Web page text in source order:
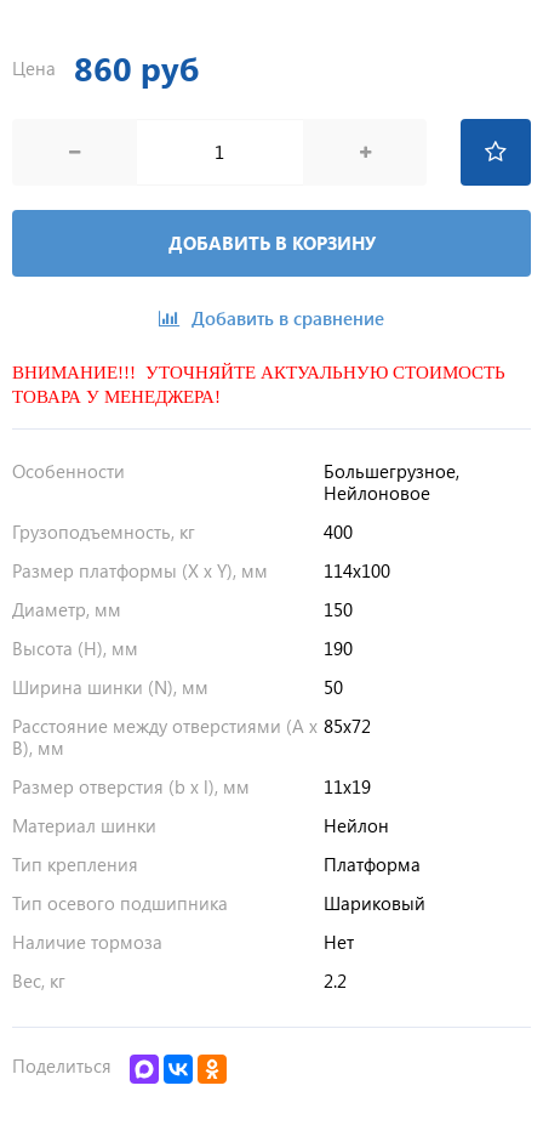
Цена 860 руб
ДОБАВИТЬ В КОРЗИНУ
Добавить в сравнение
ВНИМАНИЕ!!! УТОЧНЯЙТЕ АКТУАЛЬНУЮ СТОИМОСТЬ
ТОВАРА У МЕНЕДЖЕРА!
Особенности
Большегрузное,
Нейлоновое
Грузоподъемность, кг
400
Размер платформы (X x Y), мм
114х100
Диаметр, мм
150
Высота (H), мм
190
Ширина шинки (N), мм
50
Расстояние между отверстиями (A x
B), мм
85х72
Размер отверстия (b x l), мм
11х19
Материал шинки
Нейлон
Тип крепления
Платформа
Тип осевого подшипника
Шариковый
Наличие тормоза
Нет
Вес, кг
2.2
Поделиться